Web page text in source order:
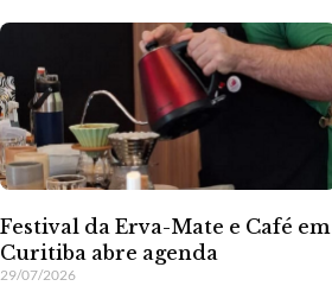
Festival da Erva-Mate e Café em
Curitiba abre agenda
29/07/2026